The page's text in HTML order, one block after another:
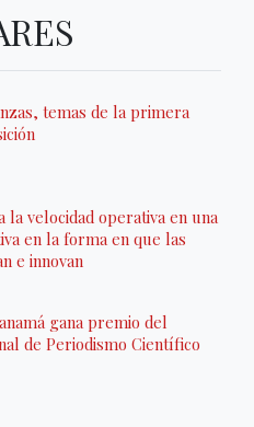
temas de la primera
la velocidad operativa en una
en la forma en que las
e innovan
gana premio del
de Periodismo Científico